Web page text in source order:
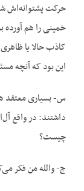
حرکت پشتوانه‌اش
خمینی را هم آورده
کاذب حالا یا
این بود که آنچه
س- بسیاری معتقد
داشتند: در واقع
چیست؟
ج- والله من فکر